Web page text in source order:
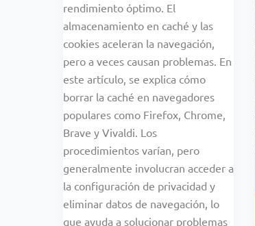
rendimiento óptimo. El
almacenamiento en caché y las
cookies aceleran la navegación,
pero a veces causan problemas. En
este artículo, se explica cómo
borrar la caché en navegadores
populares como Firefox, Chrome,
Brave y Vivaldi. Los
procedimientos varían, pero
generalmente involucran acceder a
la configuración de privacidad y
eliminar datos de navegación, lo
que ayuda a solucionar problemas